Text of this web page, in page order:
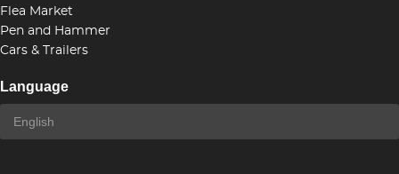
Flea Market
Pen and Hammer
Cars & Trailers
Language